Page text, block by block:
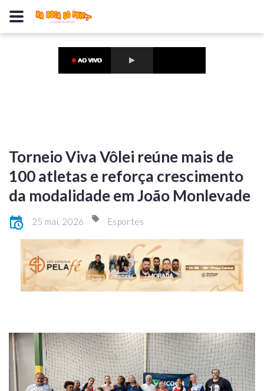
Torneio Viva Vôlei reúne mais de
100 atletas e reforça crescimento
da modalidade em João Monlevade
25 mai, 2026 Esportes